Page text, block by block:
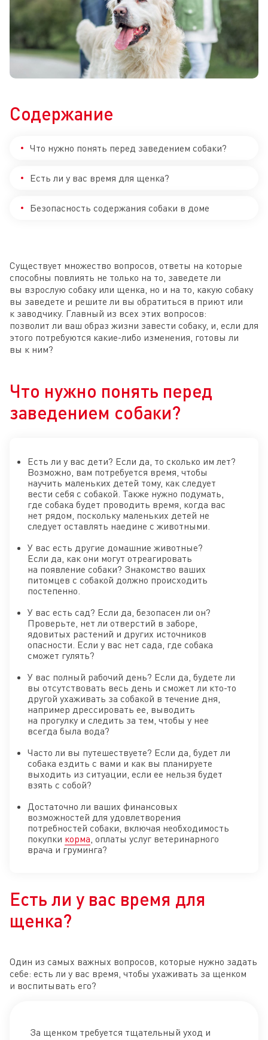
Содержание
Что нужно понять перед заведением собаки?
Есть ли у вас время для щенка?
Безопасность содержания собаки в доме
Существует множество вопросов, ответы на которые
способны повлиять не только на то, заведете ли
вы взрослую собаку или щенка, но и на то, какую собаку
вы заведете и решите ли вы обратиться в приют или
к заводчику. Главный из всех этих вопросов:
позволит ли ваш образ жизни завести собаку, и, если для
этого потребуются какие-либо изменения, готовы ли
вы к ним?
Что нужно понять перед
заведением собаки?
Есть ли у вас дети? Если да, то сколько им лет?
Возможно, вам потребуется время, чтобы
научить маленьких детей тому, как следует
вести себя с собакой. Также нужно подумать,
где собака будет проводить время, когда вас
нет рядом, поскольку маленьких детей не
следует оставлять наедине с животными.
У вас есть другие домашние животные?
Если да, как они могут отреагировать
на появление собаки? Знакомство ваших
питомцев с собакой должно происходить
постепенно.
У вас есть сад? Если да, безопасен ли он?
Проверьте, нет ли отверстий в заборе,
ядовитых растений и других источников
опасности. Если у вас нет сада, где собака
сможет гулять?
У вас полный рабочий день? Если да, будете ли
вы отсутствовать весь день и сможет ли кто-то
другой ухаживать за собакой в течение дня,
например дрессировать ее, выводить
на прогулку и следить за тем, чтобы у нее
всегда была вода?
Часто ли вы путешествуете? Если да, будет ли
собака ездить с вами и как вы планируете
выходить из ситуации, если ее нельзя будет
взять с собой?
Достаточно ли ваших финансовых
возможностей для удовлетворения
потребностей собаки, включая необходимость
покупки корма, оплаты услуг ветеринарного
врача и груминга?
Есть ли у вас время для
щенка?
Один из самых важных вопросов, которые нужно задать
себе: есть ли у вас время, чтобы ухаживать за щенком
и воспитывать его?
За щенком требуется тщательный уход и